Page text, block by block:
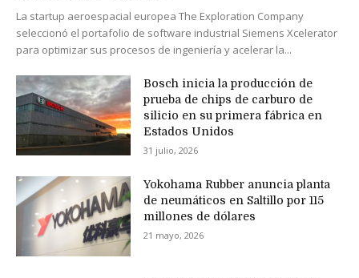
La startup aeroespacial europea The Exploration Company
seleccionó el portafolio de software industrial Siemens Xcelerator
para optimizar sus procesos de ingeniería y acelerar la...
Bosch inicia la producción de
prueba de chips de carburo de
silicio en su primera fábrica en
Estados Unidos
31 julio, 2026
Yokohama Rubber anuncia planta
de neumáticos en Saltillo por 115
millones de dólares
21 mayo, 2026